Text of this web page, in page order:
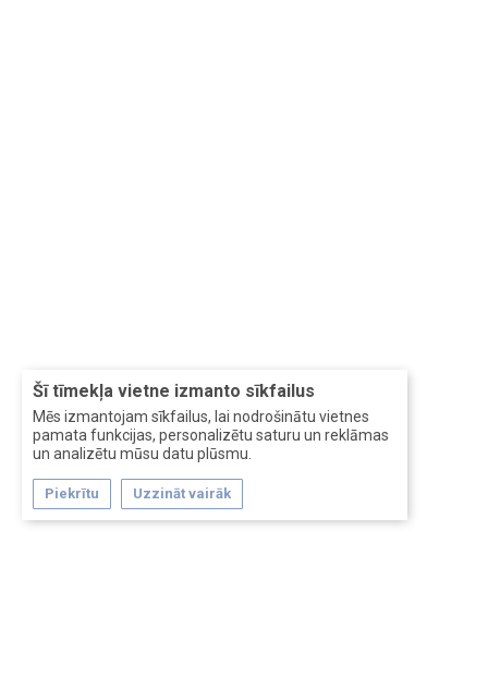
Šī tīmekļa vietne izmanto sīkfailus
Mēs izmantojam sīkfailus, lai nodrošinātu vietnes
pamata funkcijas, personalizētu saturu un reklāmas
un analizētu mūsu datu plūsmu.
Piekrītu Uzzināt vairāk